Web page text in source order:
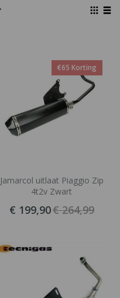
Van
€65 Korting
Jamarcol uitlaat Piaggio Zip
4t2v Zwart
€ 199,90€ 264,99